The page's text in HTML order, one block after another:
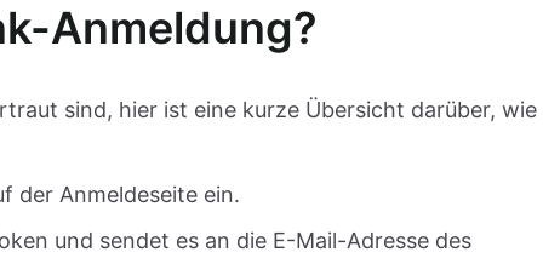
Anmeldung?
sind, hier ist eine kurze Übersicht darüber, wie
der Anmeldeseite ein.
und sendet es an die E-Mail-Adresse des